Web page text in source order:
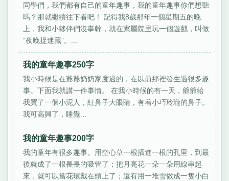
同學們，我們都有自己的童年趣事，我的童年趣事你們想聽
嗎？那就繼續往下看吧！ 記得我8歲那年一個星期五的晚
上，我和小夥伴們沒事幹，就在家屬院里玩一個遊戲，叫做
“夜晚捉迷藏”。...
我的童年趣事250字
我小時候是在爺爺奶奶家度過的，在以前那裡發生過很多趣
事。下面我就講一件事情。 在我小時候的有一天，爺爺給
我買了一個小泥人，紅鼻子大眼睛，有着小巧玲瓏的鼻子。
我可高興了，睡覺...
我的童年趣事200字
我的童年有很多趣事。用空心草一根插進一根的孔里，到最
後就成了一根長長的吸管了；把月亮花一朵一朵用線串起
來，就可以當花環戴在頭上了；還有用一堆雪做成一隻小白